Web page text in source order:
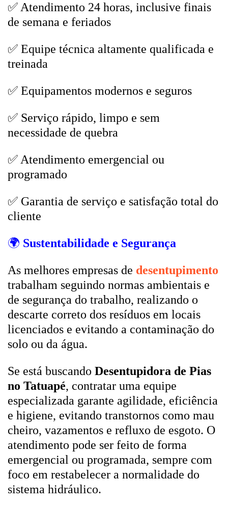
✅ Atendimento 24 horas, inclusive finais
de semana e feriados
✅ Equipe técnica altamente qualificada e
treinada
✅ Equipamentos modernos e seguros
✅ Serviço rápido, limpo e sem
necessidade de quebra
✅ Atendimento emergencial ou
programado
✅ Garantia de serviço e satisfação total do
cliente
🌍 Sustentabilidade e Segurança
As melhores empresas de desentupimento
trabalham seguindo normas ambientais e
de segurança do trabalho, realizando o
descarte correto dos resíduos em locais
licenciados e evitando a contaminação do
solo ou da água.
Se está buscando Desentupidora de Pias
no Tatuapé, contratar uma equipe
especializada garante agilidade, eficiência
e higiene, evitando transtornos como mau
cheiro, vazamentos e refluxo de esgoto. O
atendimento pode ser feito de forma
emergencial ou programada, sempre com
foco em restabelecer a normalidade do
sistema hidráulico.